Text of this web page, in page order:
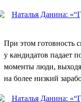
При этом готовность
у кандидатов падает
моменты люди,
на более низкий